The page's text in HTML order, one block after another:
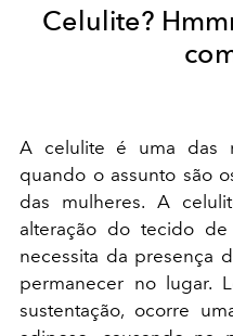
Celulite?
A celulite é uma das
quando o assunto são
das mulheres. A
alteração do tecido
necessita da presença
permanecer no lugar.
sustentação, ocorre